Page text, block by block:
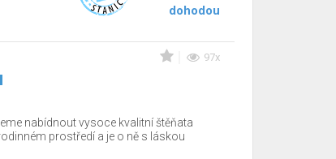
dohodou
97x
nabídnout vysoce kvalitní štěňata
prostředí a je o ně s láskou